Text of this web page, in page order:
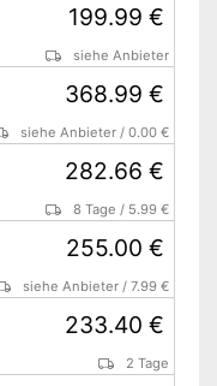
verfügbar
199.99 €
siehe Anbieter
368.99 €
siehe Anbieter /0.00 €
282.66 €
8 Tage / 5.99 €
255.00 €
siehe Anbieter /7.99 €
233.40 €
2 Tage